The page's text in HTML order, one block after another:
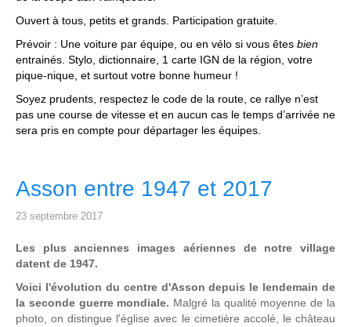
Ouvert à tous, petits et grands. Participation gratuite.
Prévoir : Une voiture par équipe, ou en vélo si vous êtes bien
entrainés. Stylo, dictionnaire, 1 carte IGN de la région, votre
pique-nique, et surtout votre bonne humeur !
Soyez prudents, respectez le code de la route, ce rallye n’est
pas une course de vitesse et en aucun cas le temps d’arrivée ne
sera pris en compte pour départager les équipes.
Asson entre 1947 et 2017
23 septembre 2017
Les plus anciennes images aériennes de notre village
datent de 1947.
Voici l'évolution du centre d'Asson depuis le lendemain de
la seconde guerre mondiale. Malgré la qualité moyenne de la
photo, on distingue l'église avec le cimetière accolé, le château